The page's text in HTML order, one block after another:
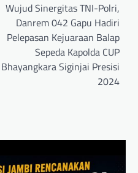
Wujud Sinergitas TNI-Polri,
Danrem 042 Gapu Hadiri
Pelepasan Kejuaraan Balap
Sepeda Kapolda CUP
Bhayangkara Siginjai Presisi
2024